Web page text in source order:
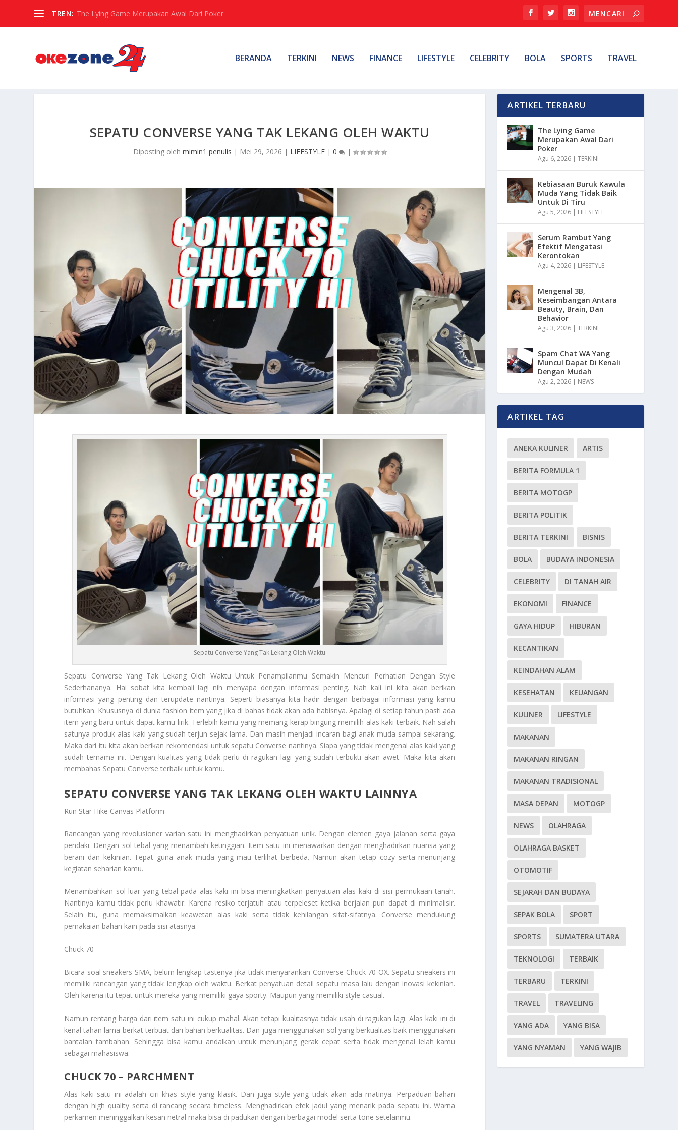
TREN: The Lying Game Merupakan Awal Dari Poker
BERANDA TERKINI NEWS FINANCE LIFESTYLE CELEBRITY BOLA SPORTS TRAVEL
SEPATU CONVERSE YANG TAK LEKANG OLEH WAKTU
Diposting oleh mimin1 penulis | Mei 29, 2026 | LIFESTYLE| 0 |
Sepatu Converse Yang Tak Lekang Oleh Waktu
Sepatu Converse Yang Tak Lekang Oleh Waktu Untuk Penampilanmu Semakin Mencuri Perhatian Dengan Style
Sederhananya. Hai sobat kita kembali lagi nih menyapa dengan informasi penting. Nah kali ini kita akan berikan
informasi yang penting dan terupdate nantinya. Seperti biasanya kita hadir dengan berbagai informasi yang kamu
butuhkan. Khususnya di dunia fashion item yang jika di bahas tidak akan ada habisnya. Apalagi di setiap tahun pasti ada
item yang baru untuk dapat kamu lirik. Terlebih kamu yang memang kerap bingung memilih alas kaki terbaik. Nah salah
satunya produk alas kaki yang sudah terjun sejak lama. Dan masih menjadi incaran bagi anak muda sampai sekarang.
Maka dari itu kita akan berikan rekomendasi untuk sepatu Converse nantinya. Siapa yang tidak mengenal alas kaki yang
sudah ternama ini. Dengan kualitas yang tidak perlu di ragukan lagi yang sudah terbukti akan awet. Maka kita akan
membahas Sepatu Converse terbaik untuk kamu.
SEPATU CONVERSE YANG TAK LEKANG OLEH WAKTU LAINNYA
Run Star Hike Canvas Platform
Rancangan yang revolusioner varian satu ini menghadirkan penyatuan unik. Dengan elemen gaya jalanan serta gaya
pendaki. Dengan sol tebal yang menambah ketinggian. Item satu ini menawarkan dengan menghadirkan nuansa yang
berani dan kekinian. Tepat guna anak muda yang mau terlihat berbeda. Namun akan tetap cozy serta menunjang
kegiatan seharian kamu.
Menambahkan sol luar yang tebal pada alas kaki ini bisa meningkatkan penyatuan alas kaki di sisi permukaan tanah.
Nantinya kamu tidak perlu khawatir. Karena resiko terjatuh atau terpeleset ketika berjalan pun dapat di minimalisir.
Selain itu, guna memaksimalkan keawetan alas kaki serta tidak kehilangan sifat-sifatnya. Converse mendukung
pemakaian bahan kain pada sisi atasnya.
Chuck 70
Bicara soal sneakers SMA, belum lengkap tastenya jika tidak menyarankan Converse Chuck 70 OX. Sepatu sneakers ini
memiliki rancangan yang tidak lengkap oleh waktu. Berkat penyatuan detail sepatu masa lalu dengan inovasi kekinian.
Oleh karena itu tepat untuk mereka yang memiliki gaya sporty. Maupun yang memiliki style casual.
Namun rentang harga dari item satu ini cukup mahal. Akan tetapi kualitasnya tidak usah di ragukan lagi. Alas kaki ini di
kenal tahan lama berkat terbuat dari bahan berkualitas. Dan juga menggunakan sol yang berkualitas baik menggunakan
bantalan tambahan. Sehingga bisa kamu andalkan untuk menunjang gerak cepat serta tidak mengenal lelah kamu
sebagai mahasiswa.
CHUCK 70 – PARCHMENT
Alas kaki satu ini adalah ciri khas style yang klasik. Dan juga style yang tidak akan ada matinya. Perpaduan bahan
dengan high quality serta di rancang secara timeless. Menghadirkan efek jadul yang menarik pada sepatu ini. Warna
perkamen meninggalkan kesan netral maka bisa di padukan dengan berbagai model serta tone setelanmu.
ARTIKEL TERBARU
The Lying Game
Merupakan Awal Dari
Poker
Agu 6, 2026 |TERKINI
Kebiasaan Buruk Kawula
Muda Yang Tidak Baik
Untuk Di Tiru
Agu 5, 2026 | LIFESTYLE
Serum Rambut Yang
Efektif Mengatasi
Kerontokan
Agu 4, 2026 | LIFESTYLE
Mengenal 3B,
Keseimbangan Antara
Beauty, Brain, Dan
Behavior
Agu 3, 2026 |TERKINI
Spam Chat WA Yang
Muncul Dapat Di Kenali
Dengan Mudah
Agu 2, 2026 | NEWS
ARTIKEL TAG
ANEKA KULINER ARTIS
BERITA FORMULA 1
BERITA MOTOGP
BERITA POLITIK
BERITA TERKINI BISNIS
BOLA BUDAYA INDONESIA
CELEBRITY DI TANAH AIR
EKONOMI FINANCE
GAYA HIDUP HIBURAN
KECANTIKAN
KEINDAHAN ALAM
KESEHATAN KEUANGAN
KULINER LIFESTYLE
MAKANAN
MAKANAN RINGAN
MAKANAN TRADISIONAL
MASA DEPAN MOTOGP
NEWS OLAHRAGA
OLAHRAGA BASKET
OTOMOTIF
SEJARAH DAN BUDAYA
SEPAK BOLA SPORT
SPORTS SUMATERA UTARA
TEKNOLOGI TERBAIK
TERBARU TERKINI
TRAVEL TRAVELING
YANG ADA YANG BISA
YANG NYAMAN YANG WAJIB